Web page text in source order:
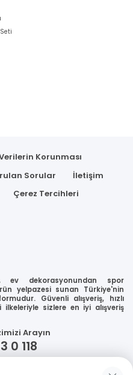
Korunması
Sorular
İletişim
Çerez Tercihleri
ev dekorasyonundan spor
yelpazesi sunan Türkiye'nin
Güvenli alışveriş, hızlı
sizlere en iyi alışveriş
Arayın
0 118